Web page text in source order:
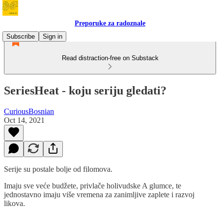
Preporuke za radoznale
Subscribe
Sign in
Read distraction-free on Substack
SeriesHeat - koju seriju gledati?
CuriousBosnian
Oct 14, 2021
Serije su postale bolje od filomova.
Imaju sve veće budžete, privlače holivudske A glumce, te
jednostavno imaju više vremena za zanimljive zaplete i razvoj
likova.